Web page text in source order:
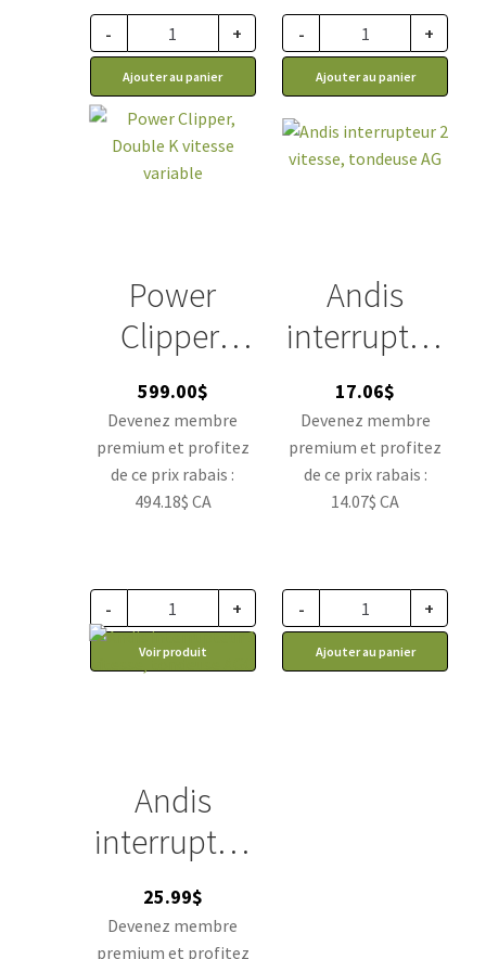
- +
Ajouter au panier
- +
Ajouter au panier
Power
Clipper,
Double K
vitesse
variable
599.00$
Devenez membre
premium et profitez
de ce prix rabais :
494.18$ CA
- +
Voir produit
Andis
interrupteu
r 2 vitesse,
tondeuse
AG
17.06$
Devenez membre
premium et profitez
de ce prix rabais :
14.07$ CA
- +
Ajouter au panier
Andis
interrupteu
r 1 vitesse,
tondeuse
25.99$
Devenez membre
premium et profitez